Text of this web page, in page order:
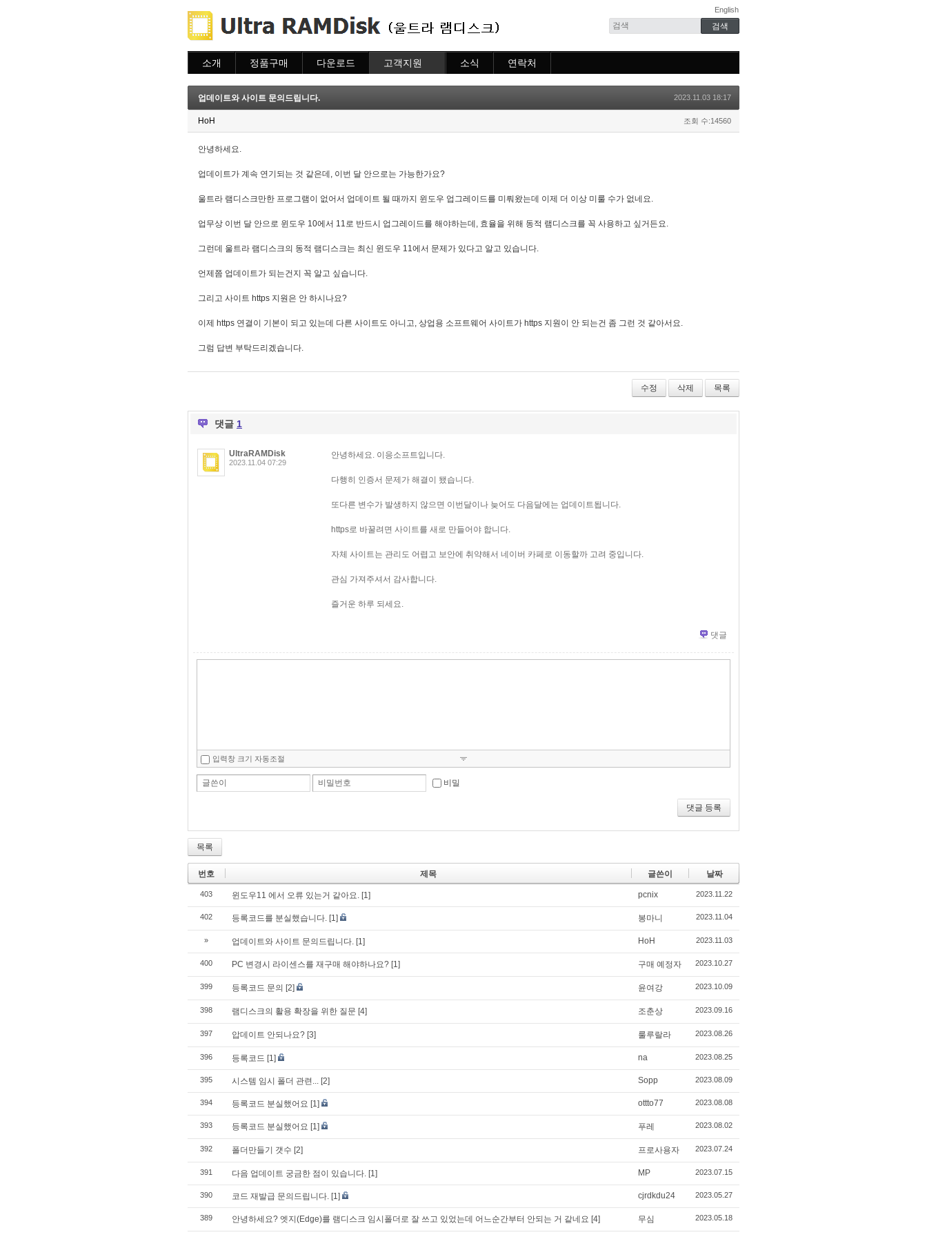
English
소개 정품구매
주문조회
이용안내
다운로드 고객지원
질문하기
소식 연락처
업데이트와 사이트 문의드립니다.
2023.11.03 18:17
HoH 조회 수:14560
안녕하세요.
업데이트가 계속 연기되는 것 같은데, 이번 달 안으로는 가능한가요?
울트라 램디스크만한 프로그램이 없어서 업데이트 될 때까지 윈도우 업그레이드를 미뤄왔는데 이제 더 이상 미룰 수가 없네요.
업무상 이번 달 안으로 윈도우 10에서 11로 반드시 업그레이드를 해야하는데, 효율을 위해 동적 램디스크를 꼭 사용하고 싶거든요.
그런데 울트라 램디스크의 동적 램디스크는 최신 윈도우 11에서 문제가 있다고 알고 있습니다.
언제쯤 업데이트가 되는건지 꼭 알고 싶습니다.
그리고 사이트 https 지원은 안 하시나요?
이제 https 연결이 기본이 되고 있는데 다른 사이트도 아니고, 상업용 소프트웨어 사이트가 https 지원이 안 되는건 좀 그런 것 같아서요.
그럼 답변 부탁드리겠습니다.
수정 삭제 목록
댓글 1
UltraRAMDisk
2023.11.04 07:29
안녕하세요. 이응소프트입니다.
다행히 인증서 문제가 해결이 됐습니다.
또다른 변수가 발생하지 않으면 이번달이나 늦어도 다음달에는 업데이트됩니다.
https로 바꿀려면 사이트를 새로 만들어야 합니다.
자체 사이트는 관리도 어렵고 보안에 취약해서 네이버 카페로 이동할까 고려 중입니다.
관심 가져주셔서 감사합니다.
즐거운 하루 되세요.
댓글
뛰
입력창 크기 자동조절
글쓴이 비밀번호 비밀
댓글 등록
목록
번호 제목 글쓴이 날짜
403 윈도우11 에서 오류 있는거 같아요. [1] pcnix 2023.11.22
402 등록코드를 분실했습니다. [1] 봉마니 2023.11.04
» 업데이트와 사이트 문의드립니다. [1] HoH 2023.11.03
400 PC 변경시 라이센스를 재구매 해야하나요? [1] 구매 예정자 2023.10.27
399 등록코드 문의 [2] 윤여강 2023.10.09
398 램디스크의 활용 확장을 위한 질문 [4] 조춘상 2023.09.16
397 압데이트 안되나요? [3] 룰루랄라 2023.08.26
396 등록코드 [1] na 2023.08.25
395 시스템 임시 폴더 관련... [2] Sopp 2023.08.09
394 등록코드 분실했어요 [1] ottto77 2023.08.08
393 등록코드 분실했어요 [1] 푸레 2023.08.02
392 폴더만들기 갯수 [2] 프로사용자 2023.07.24
391 다음 업데이트 궁금한 점이 있습니다. [1] MP 2023.07.15
390 코드 재발급 문의드립니다. [1] cjrdkdu24 2023.05.27
389 안녕하세요? 엣지(Edge)를 램디스크 임시폴더로 잘 쓰고 있었는데 어느순간부터 안되는 거 같네요 [4] 무심 2023.05.18